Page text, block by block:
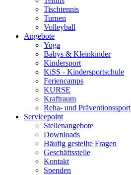
Tischtennis
Turnen
Volleyball
Angebote
Yoga
Babys & Kleinkinder
Kindersport
KiSS - Kindersportschule
Feriencamps
KURSE
Kraftraum
Reha- und Präventionssport
Servicepoint
Stellenangebote
Downloads
Häufig gestellte Fragen
Geschäftsstelle
Kontakt
Spenden